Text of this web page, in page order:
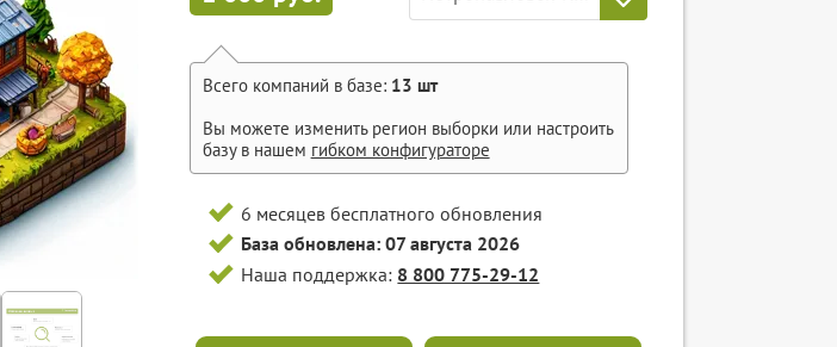
Всего компаний в базе: 13 шт
Вы можете изменить регион выборки или настроить
базу в нашем гибком конфигураторе
6 месяцев бесплатного обновления
База обновлена: 07 августа 2026
Наша поддержка: 8 800 775-29-12